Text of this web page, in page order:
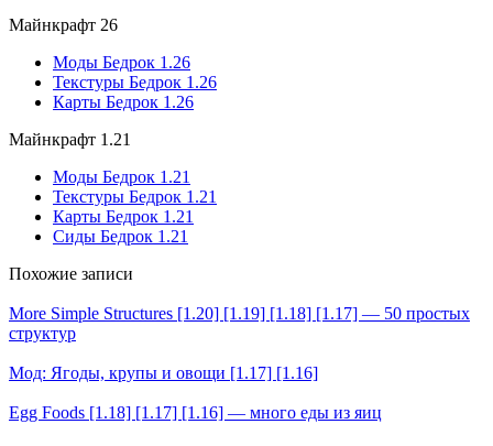
Майнкрафт 26
Моды Бедрок 1.26
Текстуры Бедрок 1.26
Карты Бедрок 1.26
Майнкрафт 1.21
Моды Бедрок 1.21
Текстуры Бедрок 1.21
Карты Бедрок 1.21
Сиды Бедрок 1.21
Похожие записи
More Simple Structures [1.20] [1.19] [1.18] [1.17] — 50 простых
структур
Мод: Ягоды, крупы и овощи [1.17] [1.16]
Egg Foods [1.18] [1.17] [1.16] — много еды из яиц